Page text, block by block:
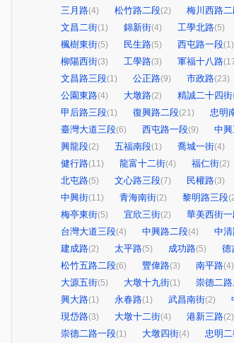
三月路(4) 松竹路二段(2) 梅川西路
文昌二街(1) 錦新街(4) 工學北路(5)
楓樹東街(5) 民生路(5) 西屯路一段(1)
柳陽西街(3) 工學路(3) 軍福十八路
文昌路三段(1) 公正路(9) 市政路(23)
公園東路(4) 大墩路(2) 精誠二十四街
甲后路三段(1) 復興路二段(21) 忠明
臺灣大道三段(6) 西屯路一段(9) 中
興龍段(2) 五福南段(1) 喬城一街(4)
健行路(11) 龍富十二街(4) 福仁街(2)
北屯路(5) 文心路三段(7) 民權路(3)
中興街(11) 青海南街(2) 黎明路三段
梅亭東街(5) 宜欣三街(2) 華美西街
台灣大道三段(4) 中興路二段(4) 中
建成路(2) 太平路(5) 成功路(5) 德
松竹五路二段(6) 豐偉路(3) 南平路(4)
大源五街(5) 大墩十九街(1) 崇德二
興大路(1) 永春路(1) 武昌南街(2)
現岱路(3) 大墩十二街(4) 港新三路(2)
崇德二路一段(1) 大墩四街(4) 忠明